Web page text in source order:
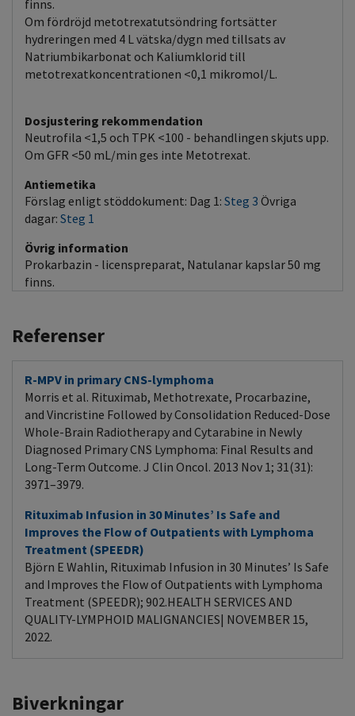
finns.
Om fördröjd metotrexatutsöndring fortsätter
hydreringen med 4 L vätska/dygn med tillsats av
Natriumbikarbonat och Kaliumklorid till
metotrexatkoncentrationen <0,1 mikromol/L.
Dosjustering rekommendation
Neutrofila <1,5 och TPK <100 - behandlingen skjuts upp.
Om GFR <50 mL/min ges inte Metotrexat.
Antiemetika
Förslag enligt stöddokument: Dag 1: Steg 3 Övriga
dagar: Steg 1
Övrig information
Prokarbazin - licenspreparat, Natulanar kapslar 50 mg
finns.
Referenser
R-MPV in primary CNS-lymphoma
Morris et al. Rituximab, Methotrexate, Procarbazine,
and Vincristine Followed by Consolidation Reduced-Dose
Whole-Brain Radiotherapy and Cytarabine in Newly
Diagnosed Primary CNS Lymphoma: Final Results and
Long-Term Outcome. J Clin Oncol. 2013 Nov 1; 31(31):
3971–3979.
Rituximab Infusion in 30 Minutes’ Is Safe and
Improves the Flow of Outpatients with Lymphoma
Treatment (SPEEDR)
Björn E Wahlin, Rituximab Infusion in 30 Minutes’ Is Safe
and Improves the Flow of Outpatients with Lymphoma
Treatment (SPEEDR); 902.HEALTH SERVICES AND
QUALITY-LYMPHOID MALIGNANCIES| NOVEMBER 15,
2022.
Biverkningar